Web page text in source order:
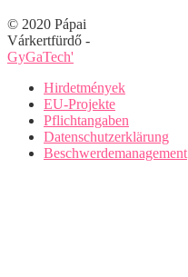
© 2020 Pápai
Várkertfürdő -
GyGaTech'
Hirdetmények
EU-Projekte
Pflichtangaben
Datenschutzerklärung
Beschwerdemanagement